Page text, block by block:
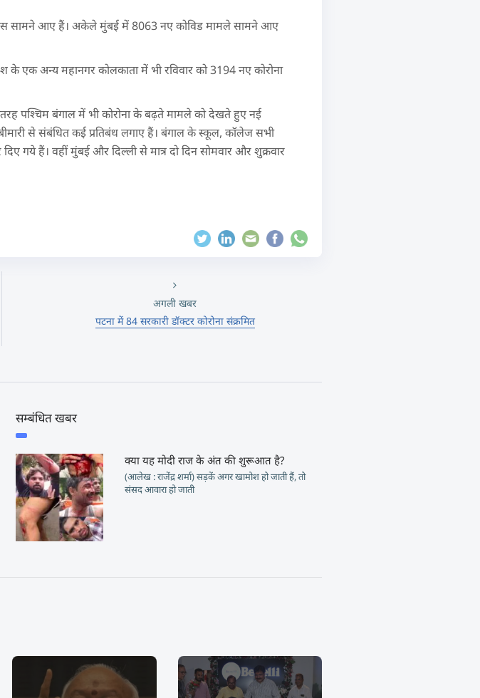
केस सामने आए हैं। अकेले मुंबई में 8063 नए कोविड मामले सामने आए
अन्य महानगर कोलकाता में भी रविवार को 3194 नए कोरोना
तरह पश्चिम बंगाल में भी कोरोना के बढ़ते मामले को देखते हुए नई
से संबंधित कई प्रतिबंध लगाए हैं। बंगाल के स्कूल, कॉलेज सभी
गये हैं। वहीं मुंबई और दिल्ली से मात्र दो दिन सोमवार और शुक्रवार
अगली खबर
पटना में 84 सरकारी डॉक्टर कोरोना संक्रमित
सम्बंधित खबर
क्या यह मोदी राज के अंत की शुरूआत है?
(आलेख : राजेंद्र शर्मा) सड़कें अगर खामोश हो जाती हैं, तो
संसद आवारा हो जाती